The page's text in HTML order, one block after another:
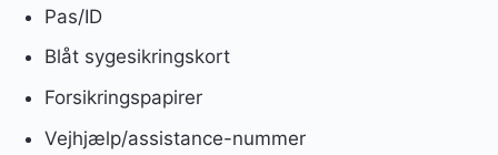
Pas/ID
Blåt sygesikringskort
Forsikringspapirer
Vejhjælp/assistance-nummer